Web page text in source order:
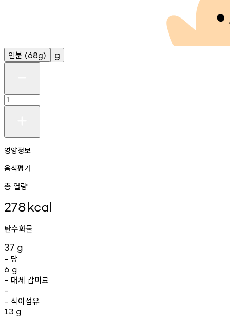
인분 (68g) g
영양정보
음식평가
총 열량
278kcal
탄수화물
37 g
- 당
6 g
- 대체 감미료
-
- 식이섬유
13 g